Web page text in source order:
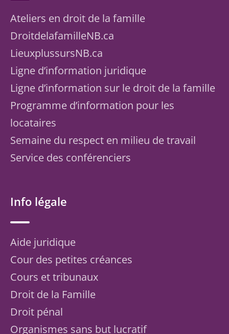
Ateliers en droit de la famille
DroitdelafamilleNB.ca
LieuxplussursNB.ca
Ligne d’information juridique
Ligne d’information sur le droit de la famille
Programme d’information pour les
locataires
Semaine du respect en milieu de travail
Service des conférenciers
Info légale
Aide juridique
Cour des petites créances
Cours et tribunaux
Droit de la Famille
Droit pénal
Organismes sans but lucratif